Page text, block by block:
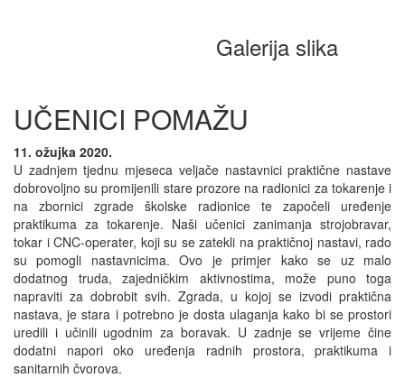
Galerija slika
UČENICI POMAŽU
11. ožujka 2020.
U zadnjem tjednu mjeseca veljače nastavnici praktične nastave
dobrovoljno su promijenili stare prozore na radionici za tokarenje i
na zbornici zgrade školske radionice te započeli uređenje
praktikuma za tokarenje. Naši učenici zanimanja strojobravar,
tokar i CNC-operater, koji su se zatekli na praktičnoj nastavi, rado
su pomogli nastavnicima. Ovo je primjer kako se uz malo
dodatnog truda, zajedničkim aktivnostima, može puno toga
napraviti za dobrobit svih. Zgrada, u kojoj se izvodi praktična
nastava, je stara i potrebno je dosta ulaganja kako bi se prostori
uredili i učinili ugodnim za boravak. U zadnje se vrijeme čine
dodatni napori oko uređenja radnih prostora, praktikuma i
sanitarnih čvorova.